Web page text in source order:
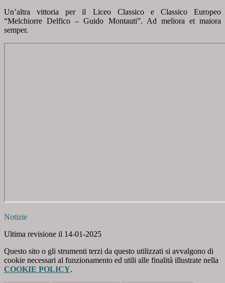
Un’altra vittoria per il Liceo Classico e Classico Europeo
“Melchiorre Delfico – Guido Montauti”. Ad meliora et maiora
semper.
Notizie
Ultima revisione il 14-01-2025
Questo sito o gli strumenti terzi da questo utilizzati si avvalgono di
cookie necessari al funzionamento ed utili alle finalità illustrate nella
COOKIE POLICY.